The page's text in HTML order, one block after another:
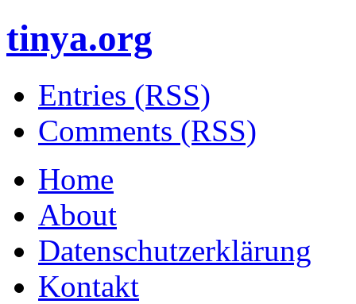
tinya.org
Entries (RSS)
Comments (RSS)
Home
About
Datenschutzerklärung
Kontakt